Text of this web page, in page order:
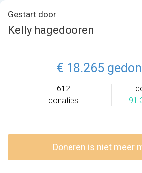
Gestart door
Kelly hagedooren
€ 18.265
612
donaties
Doneren is niet meer